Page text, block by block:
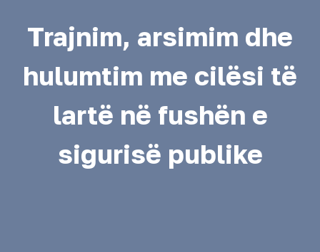
Trajnim, arsimim dhe
hulumtim me cilësi të
lartë në fushën e
sigurisë publike